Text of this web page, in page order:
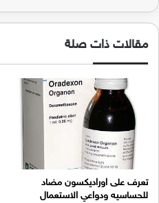
مقالات ذات صلة
تعرف على اوراديكسون مضاد
للحساسيه ودواعي الاستعمال